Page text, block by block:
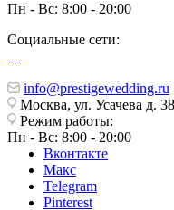
Пн - Вс: 8:00 - 20:00
Социальные сети:
info@prestigewedding.ru
Москва, ул. Усачева д. 38
Режим работы:
Пн - Вс: 8:00 - 20:00
Вконтакте
Макс
Telegram
Pinterest